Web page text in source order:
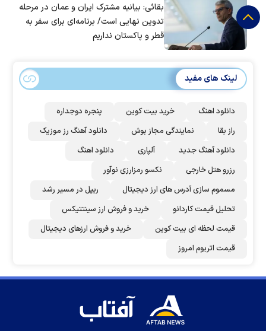
بقائی: بیانیه مشترک ایران و عمان در مرحله
تدوین نهایی است/ برنامه‌ای برای سفر به
قطر و پاکستان نداریم
لینک های مفید
دانلود اهنگ خرید بیت کوین
پنجره دوجداره
راز بقا
نمایندگی مجاز بوش
دانلود آهنگ رز‌ موزیک
دانلود آهنگ جدید
آلپاری
دانلود اهنگ
رزرو هتل خارجی
نکسو رمزارزی نوآور
مسموم سازی آدرس های ارز دیجیتال
ریپل در مسیر رشد
تحلیل قیمت کاردانو
خرید و فروش ارز سینتتیکس
قیمت لحظه ای بیت کوین
خرید و فروش ارزهای دیجیتال
قیمت اتریوم امروز